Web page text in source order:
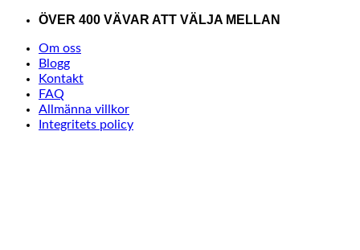
Skip
content
ÖVER 400 VÄVAR ATT VÄLJA MELLAN
Om oss
Blogg
Kontakt
FAQ
Allmänna villkor
Integritets policy